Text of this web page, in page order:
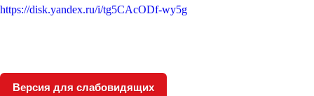
https://disk.yandex.ru/i/tg5CAcODf-wy5g
Версия для слабовидящих